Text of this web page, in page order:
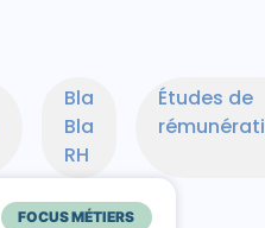
Bla
Bla
RH
Études de
FOCUS MÉTIERS